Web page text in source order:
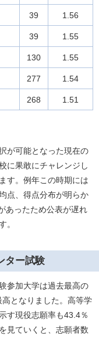
39 1.56
39 1.55
130 1.55
277 1.54
268 1.51
が可能となった現在の
に果敢にチャレンジし
す。例年この時期には
点、得点分布が明らか
あったため公表が遅れ
。
ター試験
参加大学は過去最高の
となりました。高等学
す現役志願率も43.4％
見ていくと、志願者数